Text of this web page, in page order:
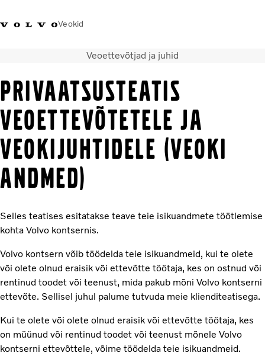
Veokid
Volvo Action
Volvo Merchandise
Transpordilahendused
Veokid
Teenused
KONTAKTID & ESINDUSED
Uudised
Meist
Veoettevõtjad ja juhid
PRIVAATSUSTEATIS
VEOETTEVÕTETELE JA
VEOKIJUHTIDELE (VEOKI
ANDMED)
Selles teatises esitatakse teave teie isikuandmete töötlemise
kohta Volvo kontsernis.
Volvo kontsern võib töödelda teie isikuandmeid, kui te olete
või olete olnud eraisik või ettevõtte töötaja, kes on ostnud või
rentinud toodet või teenust, mida pakub mõni Volvo kontserni
ettevõte. Sellisel juhul palume tutvuda meie klienditeatisega.
Kui te olete või olete olnud eraisik või ettevõtte töötaja, kes
on müünud või rentinud toodet või teenust mõnele Volvo
kontserni ettevõttele, võime töödelda teie isikuandmeid.